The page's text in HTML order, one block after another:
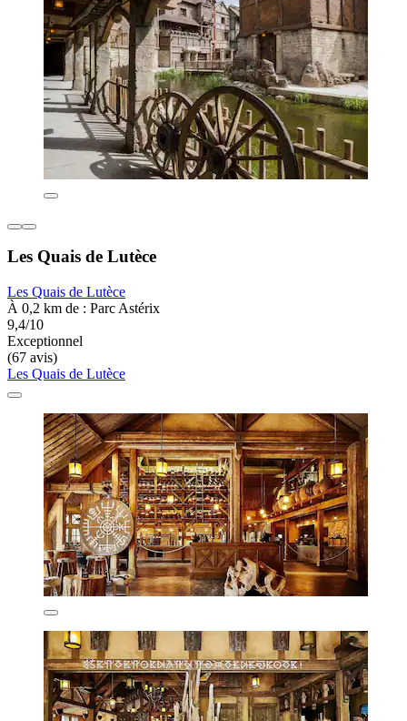
Les Quais de Lutèce
Les Quais de Lutèce
À 0,2 km de : Parc Astérix
9,4/10
Exceptionnel
(67 avis)
Les Quais de Lutèce